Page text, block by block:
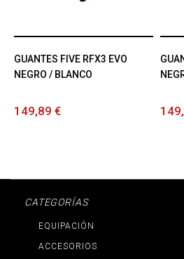
GUANTES FIVE RFX3 EVO
NEGRO / BLANCO
149,89 €
CATEGORÍAS
EQUIPACIÓN
ACCESORIOS